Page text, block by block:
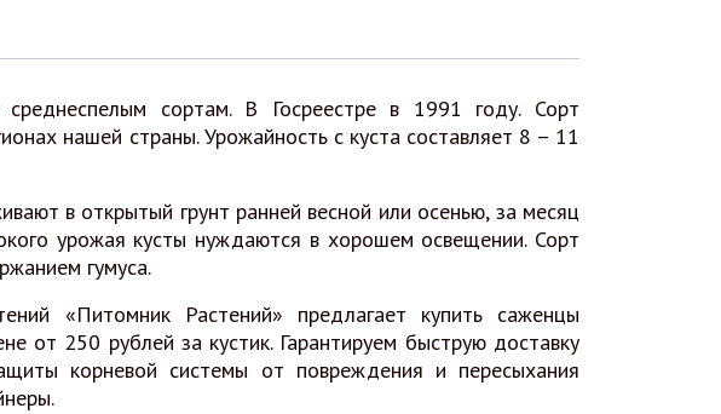
сортам. В Госреестре в 1991 году. Сорт
нашей страны. Урожайность с куста составляет 8 – 11
в открытый грунт ранней весной или осенью, за месяц
урожая кусты нуждаются в хорошем освещении. Сорт
гумуса.
«Питомник Растений» предлагает купить саженцы
от 250 рублей за кустик. Гарантируем быструю доставку
корневой системы от повреждения и пересыхания